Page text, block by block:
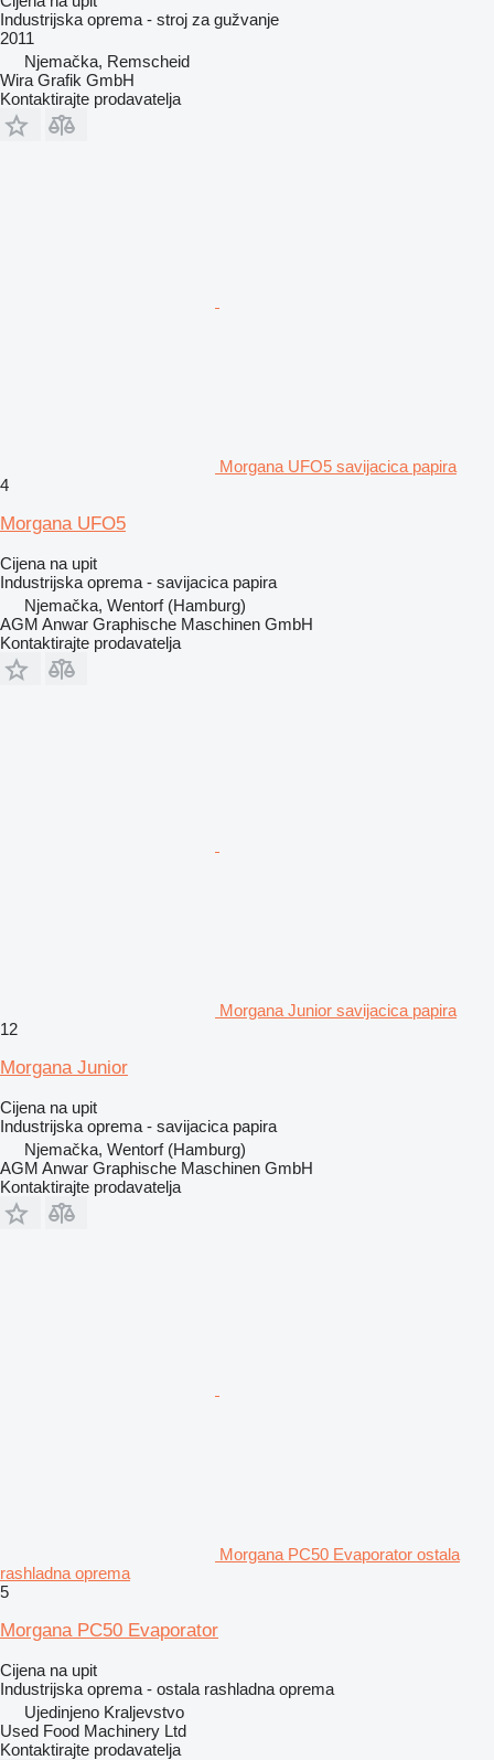
Industrijska oprema - stroj za gužvanje
2011
Njemačka, Remscheid
Wira Grafik GmbH
Kontaktirajte prodavatelja
Morgana UFO5 savijacica papira
4
Morgana UFO5
Cijena na upit
Industrijska oprema - savijacica papira
Njemačka, Wentorf (Hamburg)
AGM Anwar Graphische Maschinen GmbH
Kontaktirajte prodavatelja
Morgana Junior savijacica papira
12
Morgana Junior
Cijena na upit
Industrijska oprema - savijacica papira
Njemačka, Wentorf (Hamburg)
AGM Anwar Graphische Maschinen GmbH
Kontaktirajte prodavatelja
Morgana PC50 Evaporator ostala
rashladna oprema
5
Morgana PC50 Evaporator
Cijena na upit
Industrijska oprema - ostala rashladna oprema
Ujedinjeno Kraljevstvo
Used Food Machinery Ltd
Kontaktirajte prodavatelja